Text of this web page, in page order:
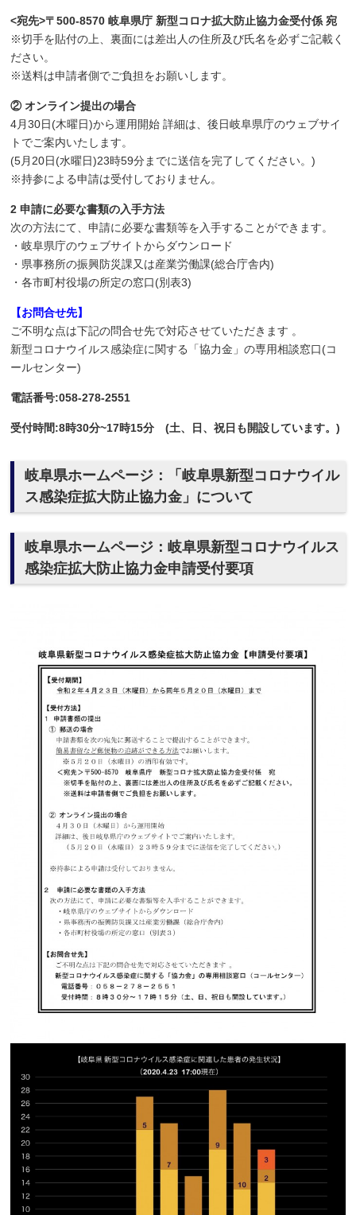
<宛先>〒500-8570 岐阜県庁 新型コロナ拡大防止協力金受付係 宛
※切手を貼付の上、裏面には差出人の住所及び氏名を必ずご記載く
ださい。
※送料は申請者側でご負担をお願いします。
② オンライン提出の場合
4月30日(木曜日)から運用開始 詳細は、後日岐阜県庁のウェブサイ
トでご案内いたします。
(5月20日(水曜日)23時59分までに送信を完了してください。)
※持参による申請は受付しておりません。
2 申請に必要な書類の入手方法
次の方法にて、申請に必要な書類等を入手することができます。
・岐阜県庁のウェブサイトからダウンロード
・県事務所の振興防災課又は産業労働課(総合庁舎内)
・各市町村役場の所定の窓口(別表3)
【お問合せ先】
ご不明な点は下記の問合せ先で対応させていただきます 。
新型コロナウイルス感染症に関する「協力金」の専用相談窓口(コ
ールセンター)
電話番号:058-278-2551
受付時間:8時30分~17時15分 (土、日、祝日も開設しています。)
岐阜県ホームページ：「岐阜県新型コロナウイル
ス感染症拡大防止協力金」について
岐阜県ホームページ：岐阜県新型コロナウイルス
感染症拡大防止協力金申請受付要項